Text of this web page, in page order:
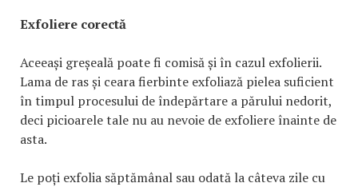
Exfoliere corectă
Aceeași greșeală poate fi comisă și în cazul exfolierii.
Lama de ras și ceara fierbinte exfoliază pielea suficient
în timpul procesului de îndepărtare a părului nedorit,
deci picioarele tale nu au nevoie de exfoliere înainte de
asta.
Le poți exfolia săptămânal sau odată la câteva zile cu